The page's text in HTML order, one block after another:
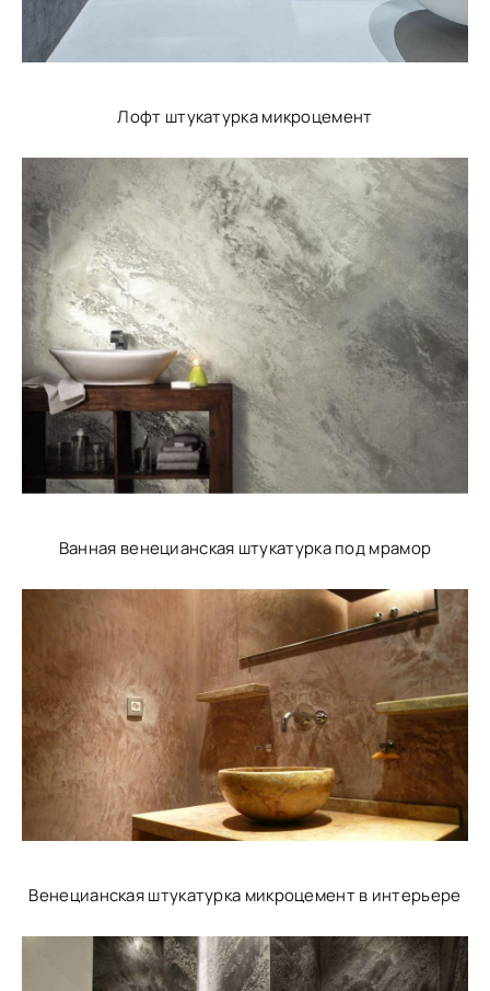
Лофт штукатурка микроцемент
Ванная венецианская штукатурка под мрамор
Венецианская штукатурка микроцемент в интерьере